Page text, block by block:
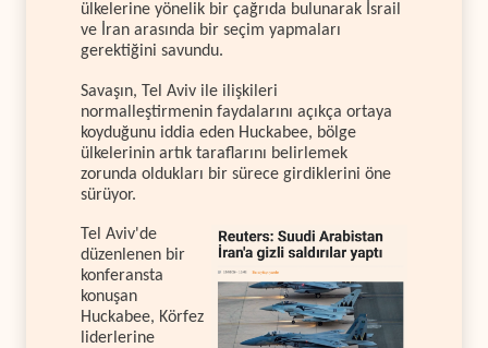
ülkelerine yönelik bir çağrıda bulunarak İsrail
ve İran arasında bir seçim yapmaları
gerektiğini savundu.
Savaşın, Tel Aviv ile ilişkileri
normalleştirmenin faydalarını açıkça ortaya
koyduğunu iddia eden Huckabee, bölge
ülkelerinin artık taraflarını belirlemek
zorunda oldukları bir sürece girdiklerini öne
sürüyor.
Tel Aviv'de
düzenlenen bir
konferansta
konuşan
Huckabee, Körfez
liderlerine